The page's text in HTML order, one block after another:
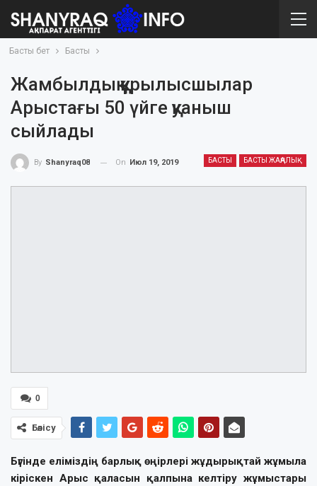
Басты бет Басты
Жамбылдық құрылысшылар
Арыстағы 50 үйге қуаныш
сыйлады
БАСТЫ БАСТЫ ЖАҢАЛЫҚ
By Shanyraq08 On Июл 19, 2019
0
Бөлісу
Бүгінде еліміздің барлық өңірлері жұдырықтай жұмыла
кіріскен Арыс қаласын қалпына келтіру жұмыстары